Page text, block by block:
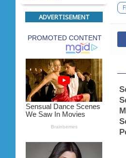
ADVERTISEMENT